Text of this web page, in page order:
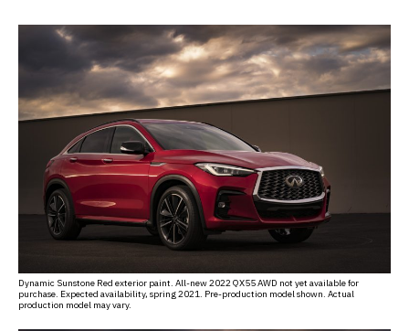
Dynamic Sunstone Red exterior paint. All-new 2022 QX55 AWD not yet available for
purchase. Expected availability, spring 2021. Pre-production model shown. Actual
production model may vary.